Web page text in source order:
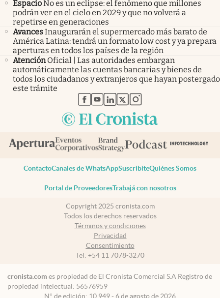
EspacioNo es un eclipse: el fenómeno que millones
podrán ver en el cielo en 2029 y que no volverá a
repetirse en generaciones
AvancesInaugurarán el supermercado más barato de
América Latina: tendrá un formato low cost y ya prepara
aperturas en todos los países de la región
Atención Oficial | Las autoridades embargan
automáticamente las cuentas bancarias y bienes de
todos los ciudadanos y extranjeros que hayan postergado
este trámite
abre en nueva pestaña
abre en nueva pestaña
abre en nueva pestaña
abre en nueva pestaña
abre en nueva pestaña
ContactoCanales de WhatsAppSuscribiteQuiénes Somos
Portal de ProveedoresTrabajá con nosotros
Copyright 2025 cronista.com
Todos los derechos reservados
Términos y condiciones
Privacidad
Consentimiento
Tel: +54 11 7078-3270
cronista.com es propiedad de El Cronista Comercial S.A Registro de
propiedad intelectual: 56576959
N° de edición: 10.949 - 6 de agosto de 2026